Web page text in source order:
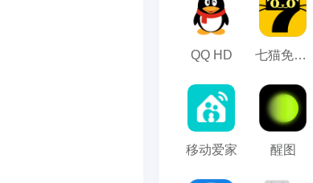
QQ HD 七猫免费小说
移动爱家 醒图